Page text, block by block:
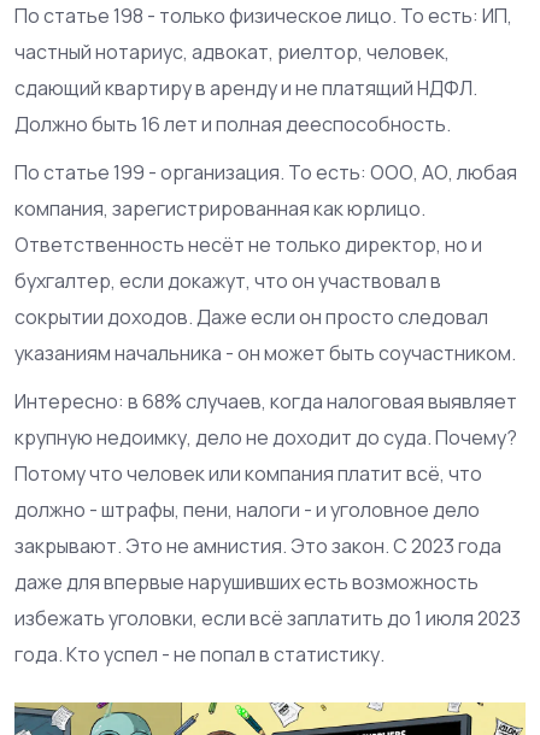
По статье 198 - только физическое лицо. То есть: ИП,
частный нотариус, адвокат, риелтор, человек,
сдающий квартиру в аренду и не платящий НДФЛ.
Должно быть 16 лет и полная дееспособность.
По статье 199 - организация. То есть: ООО, АО, любая
компания, зарегистрированная как юрлицо.
Ответственность несёт не только директор, но и
бухгалтер, если докажут, что он участвовал в
сокрытии доходов. Даже если он просто следовал
указаниям начальника - он может быть соучастником.
Интересно: в 68% случаев, когда налоговая выявляет
крупную недоимку, дело не доходит до суда. Почему?
Потому что человек или компания платит всё, что
должно - штрафы, пени, налоги - и уголовное дело
закрывают. Это не амнистия. Это закон. С 2023 года
даже для впервые нарушивших есть возможность
избежать уголовки, если всё заплатить до 1 июля 2023
года. Кто успел - не попал в статистику.